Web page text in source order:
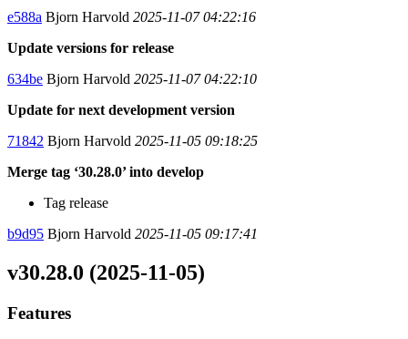
e588a Bjorn Harvold 2025-11-07 04:22:16
Update versions for release
634be Bjorn Harvold 2025-11-07 04:22:10
Update for next development version
71842 Bjorn Harvold 2025-11-05 09:18:25
Merge tag ‘30.28.0’ into develop
Tag release
b9d95 Bjorn Harvold 2025-11-05 09:17:41
v30.28.0 (2025-11-05)
Features